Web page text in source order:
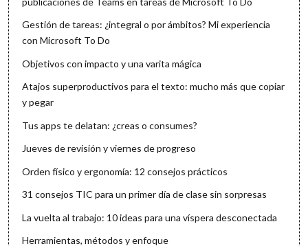
Gestión de tareas: ¿integral o por ámbitos? Mi experiencia
con Microsoft To Do
Objetivos con impacto y una varita mágica
Atajos superproductivos para el texto: mucho más que copiar
y pegar
Tus apps te delatan: ¿creas o consumes?
Jueves de revisión y viernes de progreso
Orden físico y ergonomía: 12 consejos prácticos
31 consejos TIC para un primer día de clase sin sorpresas
La vuelta al trabajo: 10 ideas para una víspera desconectada
Herramientas, métodos y enfoque